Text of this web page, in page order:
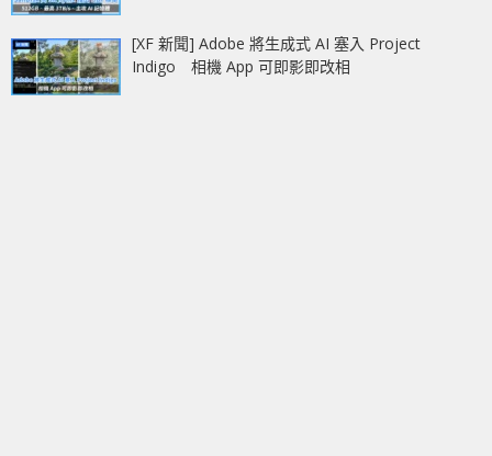
[XF 新聞] Adobe 將生成式 AI 塞入 Project
Indigo 相機 App 可即影即改相